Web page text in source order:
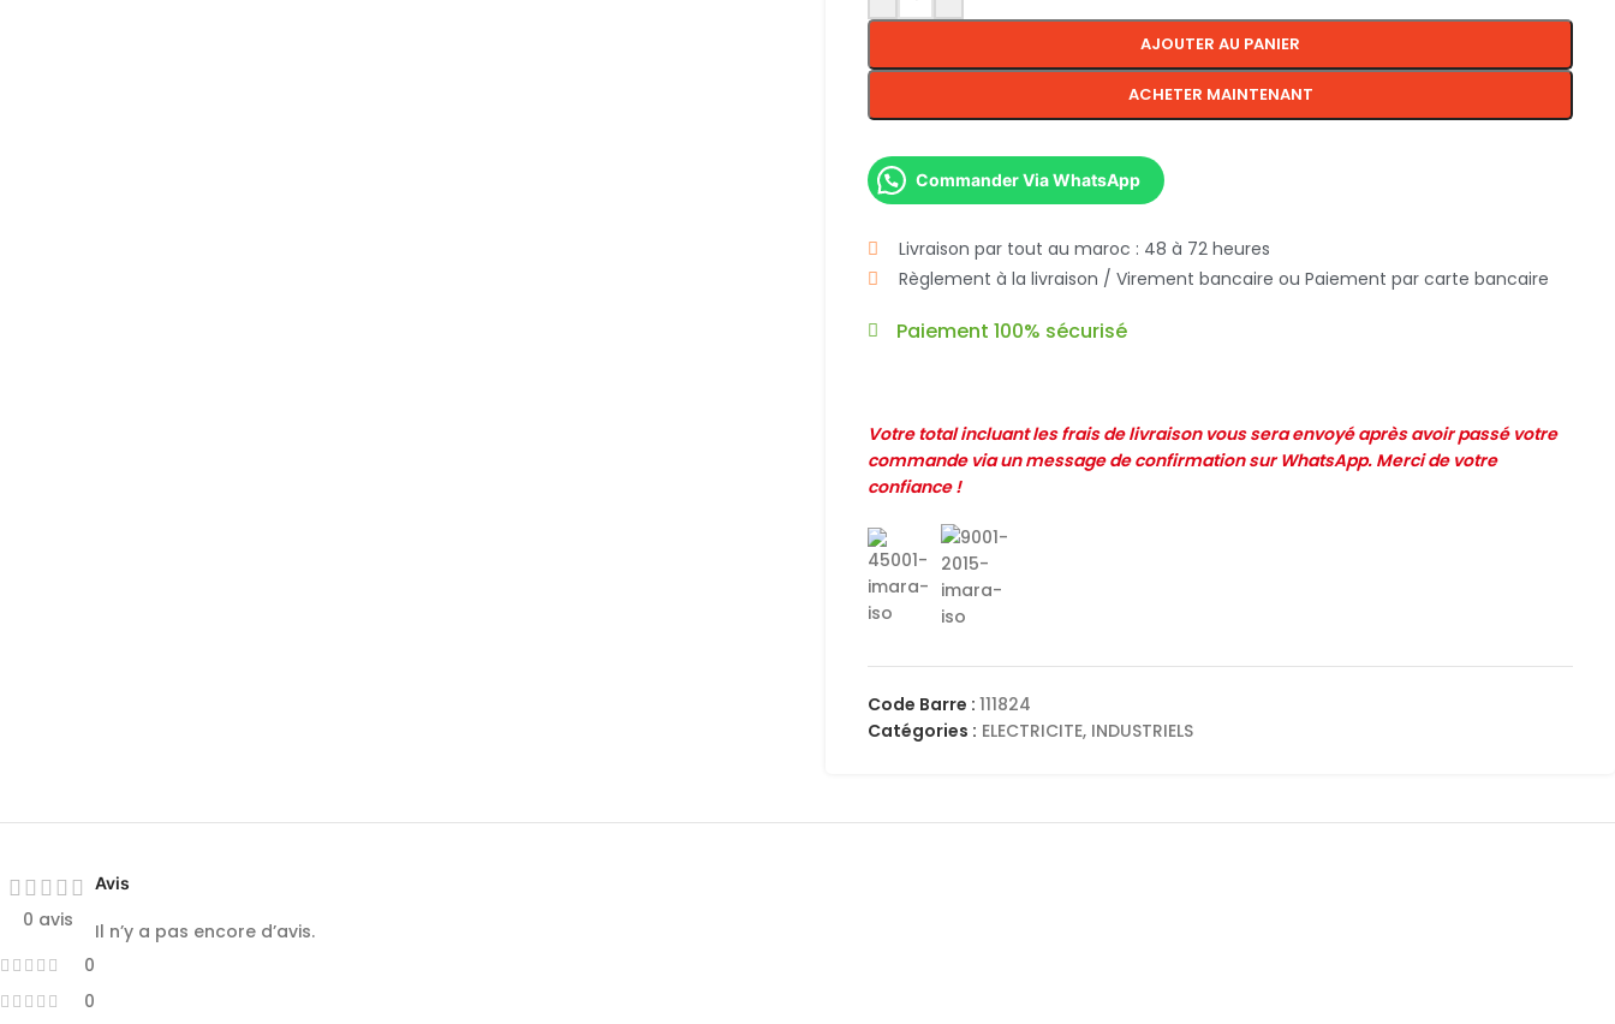
AJOUTER AU PANIER
ACHETER MAINTENANT
Commander Via WhatsApp
Livraison par tout au maroc : 48 à 72 heures
Règlement à la livraison / Virement bancaire ou Paiement par carte bancaire
Paiement 100% sécurisé
Votre total incluant les frais de livraison vous sera envoyé après avoir passé votre
commande via un message de confirmation sur WhatsApp. Merci de votre
confiance !
Code Barre : 111824
Catégories : ELECTRICITE, INDUSTRIELS
0 avis
0
0
Avis
Il n’y a pas encore d’avis.